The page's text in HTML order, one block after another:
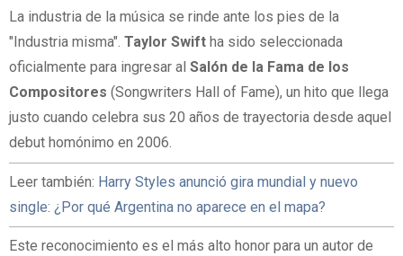
La industria de la música se rinde ante los pies de la
"Industria misma". Taylor Swift ha sido seleccionada
oficialmente para ingresar al Salón de la Fama de los
Compositores (Songwriters Hall of Fame), un hito que llega
justo cuando celebra sus 20 años de trayectoria desde aquel
debut homónimo en 2006.
Leer también: Harry Styles anunció gira mundial y nuevo
single: ¿Por qué Argentina no aparece en el mapa?
Este reconocimiento es el más alto honor para un autor de